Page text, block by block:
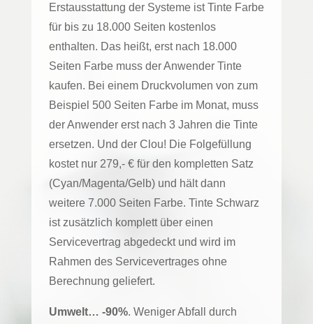
Erstausstattung der Systeme ist Tinte Farbe
für bis zu 18.000 Seiten kostenlos
enthalten. Das heißt, erst nach 18.000
Seiten Farbe muss der Anwender Tinte
kaufen. Bei einem Druckvolumen von zum
Beispiel 500 Seiten Farbe im Monat, muss
der Anwender erst nach 3 Jahren die Tinte
ersetzen. Und der Clou! Die Folgefüllung
kostet nur 279,- € für den kompletten Satz
(Cyan/Magenta/Gelb) und hält dann
weitere 7.000 Seiten Farbe. Tinte Schwarz
ist zusätzlich komplett über einen
Servicevertrag abgedeckt und wird im
Rahmen des Servicevertrages ohne
Berechnung geliefert.
Umwelt… -90%. Weniger Abfall durch